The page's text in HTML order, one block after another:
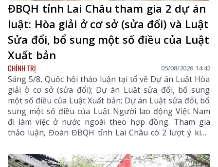
ĐBQH tỉnh Lai Châu tham gia 2 dự án
luật: Hòa giải ở cơ sở (sửa đổi) và Luật
Sửa đổi, bổ sung một số điều của Luật
Xuất bản
CHÍNH TRỊ 05/08/2026 14:42
Sáng 5/8, Quốc hội thảo luận tại tổ về Dự án Luật Hòa
giải ở cơ sở (sửa đổi); Dự án Luật sửa đổi, bổ sung
một số điều của Luật Xuất bản; Dự án Luật sửa đổi, bổ
sung một số điều của Luật Người lao động Việt Nam
đi làm việc ở nước ngoài theo hợp đồng. Tham gia
thảo luận, Đoàn ĐBQH tỉnh Lai Châu có 2 lượt ý kiến
đối với Dự án Luật Hòa giải ở cơ sở (sửa đổi) và Dự án
Luật sửa đổi, bổ sung một số điều của Luật Xuất bản.